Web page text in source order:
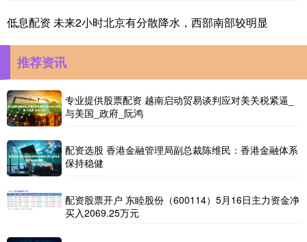
低息配资 未来2小时北京有分散降水，西部南部较明显
推荐资讯
专业提供股票配资 越南启动贸易谈判应对美关税紧逼_
与美国_政府_阮鸿
配资选股 香港金融管理局副总裁陈维民：香港金融体系
保持稳健
配资股票开户 东睦股份（600114）5月16日主力资金净
买入2069.25万元